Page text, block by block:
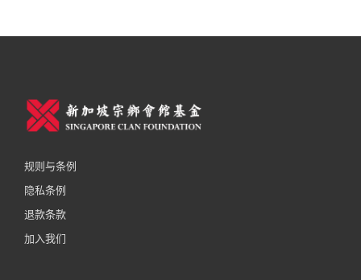
规则与条例
隐私条例
退款条款
加入我们